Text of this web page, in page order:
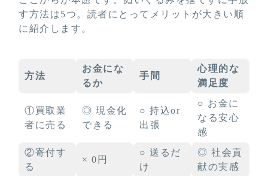
す方法は5つ。読者にとってメリットが大きい順
に紹介します。
方法
お金にな
るか
手間
心理的な
満足度
①買取業
者に売る
◎ 現金化
できる
○ 持込or
出張
○ お金に
なる安心
感
②寄付す
る
× 0円
○ 送るだ
け
◎ 社会貢
献の実感